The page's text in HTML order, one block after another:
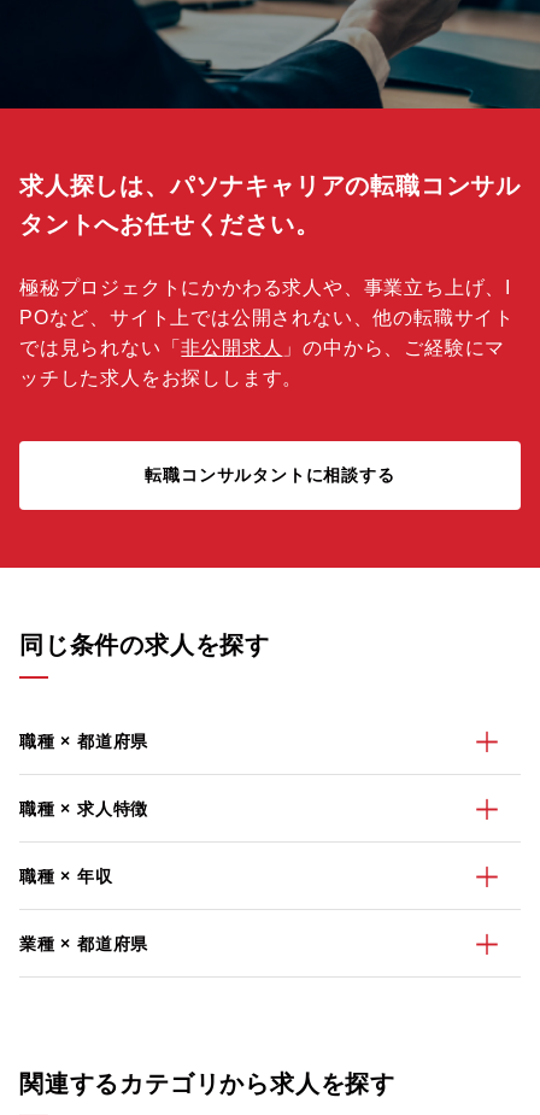
求人探しは、パソナキャリアの転職コンサル
タントへお任せください。
極秘プロジェクトにかかわる求人や、事業立ち上げ、I
POなど、サイト上では公開されない、他の転職サイト
では見られない「非公開求人 」の中から、ご経験にマ
ッチした求人をお探しします。
転職コンサルタントに相談する
同じ条件の求人を探す
職種 × 都道府県
職種 × 求人特徴
職種 × 年収
業種 × 都道府県
関連するカテゴリから求人を探す